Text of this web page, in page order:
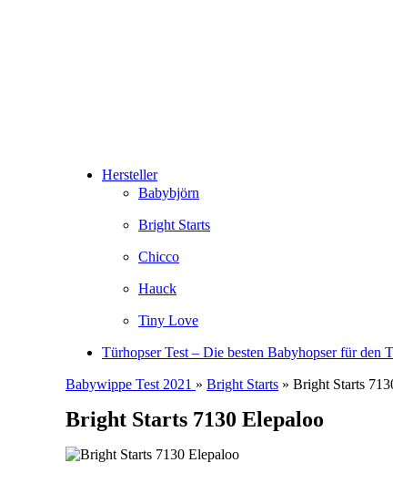
Hersteller
Babybjörn
Bright Starts
Chicco
Hauck
Tiny Love
Türhopser Test – Die besten Babyhopser für den
Babywippe Test 2021 » Bright Starts » Bright Starts
Bright Starts 7130 Elepaloo